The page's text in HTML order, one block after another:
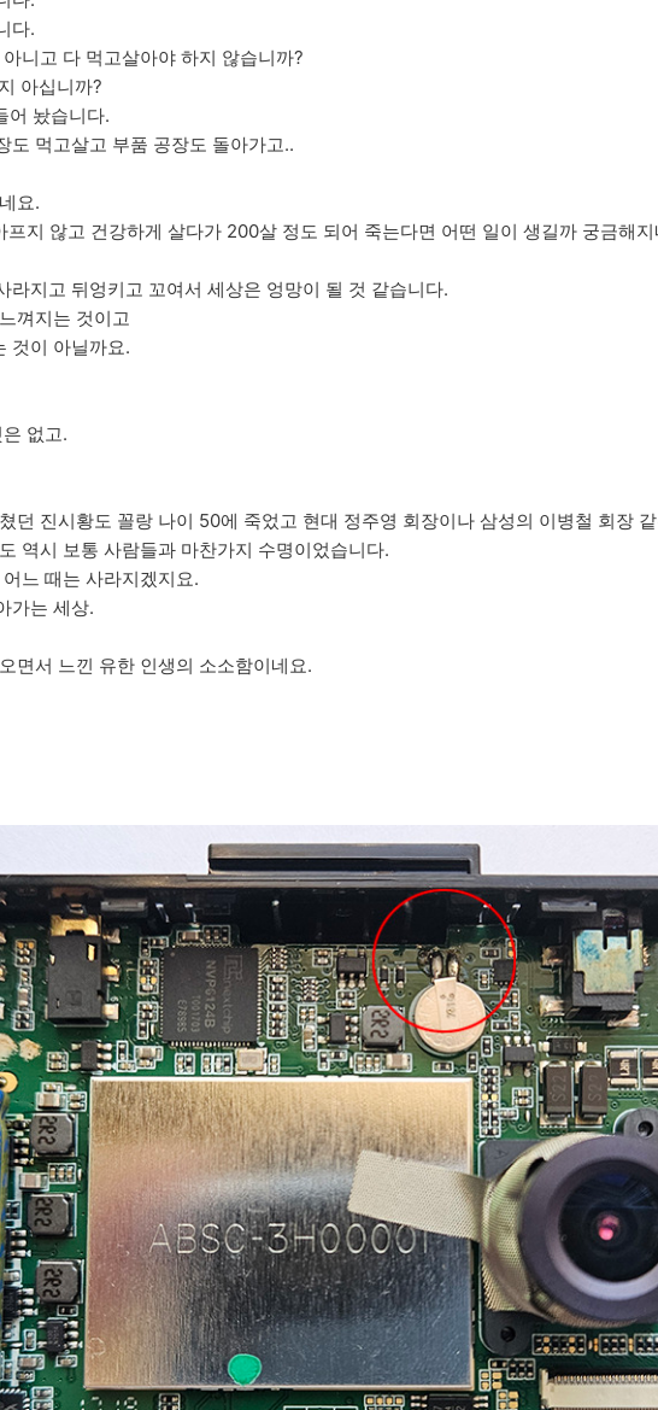
다.
니고 다 먹고살아야 하지 않습니까?
아십니까?
어 놨습니다.
도 먹고살고 부품 공장도 돌아가고..
요.
프지 않고 건강하게 살다가 200살 정도 되어 죽는다면 어떤 일이 생길까 궁금해지
라지고 뒤엉키고 꼬여서 세상은 엉망이 될 것 같습니다.
껴지는 것이고
것이 아닐까요.
없고.
던 진시황도 꼴랑 나이 50에 죽었고 현대 정주영 회장이나 삼성의 이병철 회장
역시 보통 사람들과 마찬가지 수명이었습니다.
느 때는 사라지겠지요.
가는 세상.
면서 느낀 유한 인생의 소소함이네요.